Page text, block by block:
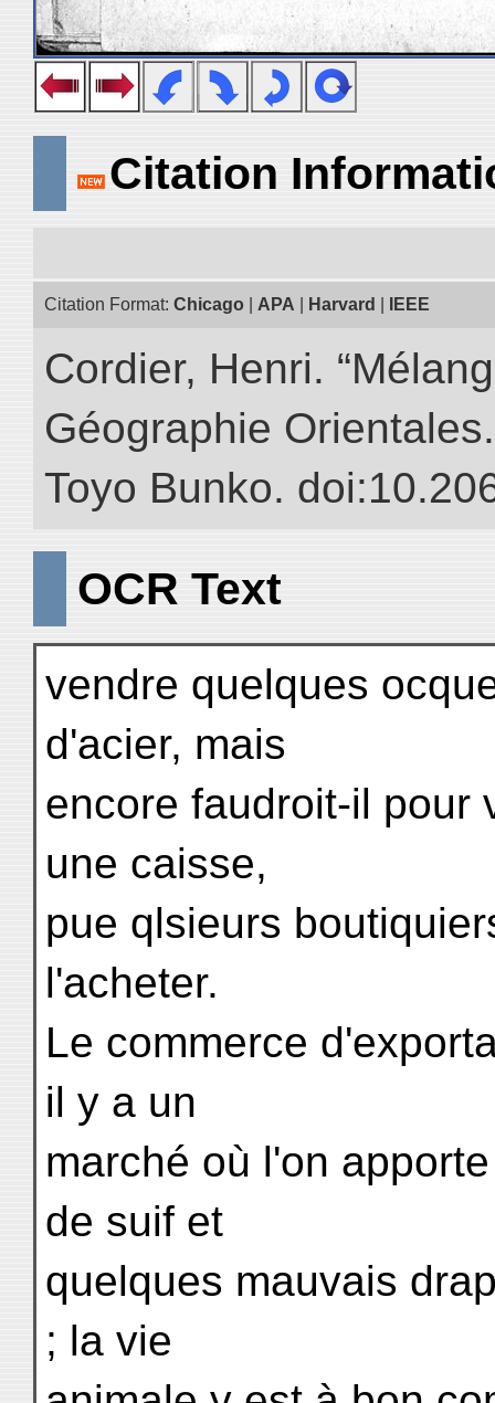
Citation
Citation Format: Chicago APA Harvard IEEE
Cordier, Henri.
Géographie
Toyo Bunko.
OCR Text
vendre quelques
d'acier, mais
encore faudroit-il pour
une caisse,
pue qlsieurs
l'acheter.
Le commerce
il y a un
marché où l'on
de suif et
quelques mauvais
; la vie